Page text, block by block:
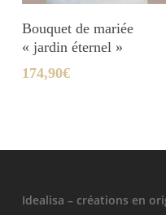
Ajouter Au Panier
Bouquet de mariée
« jardin éternel »
174,90€
Idealisa – créations en